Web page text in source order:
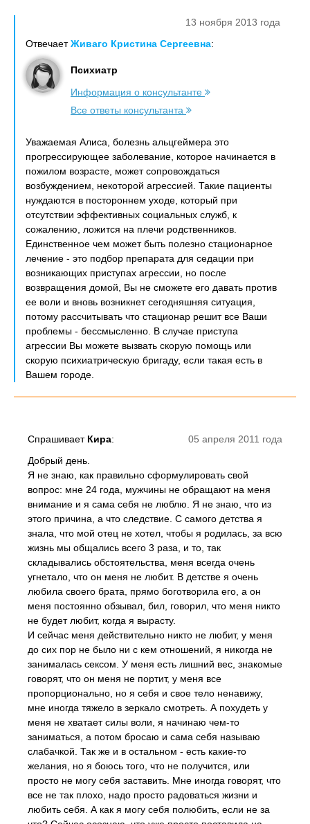
13 ноября 2013 года
ОтвечаетЖиваго Кристина Сергеевна:
Психиатр
Информация о консультанте
Все ответы консультанта
Уважаемая Алиса, болезнь альцгеймера это
прогрессирующее заболевание, которое начинается в
пожилом возрасте, может сопровождаться
возбуждением, некоторой агрессией. Такие пациенты
нуждаются в постороннем уходе, который при
отсутствии эффективных социальных служб, к
сожалению, ложится на плечи родственников.
Единственное чем может быть полезно стационарное
лечение - это подбор препарата для седации при
возникающих приступах агрессии, но после
возвращения домой, Вы не сможете его давать против
ее воли и вновь возникнет сегодняшняя ситуация,
потому рассчитывать что стационар решит все Ваши
проблемы - бессмысленно. В случае приступа
агрессии Вы можете вызвать скорую помощь или
скорую психиатрическую бригаду, если такая есть в
Вашем городе.
05 апреля 2011 года
Спрашивает Кира:
Добрый день.
Я не знаю, как правильно сформулировать свой
вопрос: мне 24 года, мужчины не обращают на меня
внимание и я сама себя не люблю. Я не знаю, что из
этого причина, а что следствие. С самого детства я
знала, что мой отец не хотел, чтобы я родилась, за всю
жизнь мы общались всего 3 раза, и то, так
складывались обстоятельства, меня всегда очень
угнетало, что он меня не любит. В детстве я очень
любила своего брата, прямо боготворила его, а он
меня постоянно обзывал, бил, говорил, что меня никто
не будет любит, когда я вырасту.
И сейчас меня действительно никто не любит, у меня
до сих пор не было ни с кем отношений, я никогда не
занималась сексом. У меня есть лишний вес, знакомые
говорят, что он меня не портит, у меня все
пропорционально, но я себя и свое тело ненавижу,
мне иногда тяжело в зеркало смотреть. А похудеть у
меня не хватает силы воли, я начинаю чем-то
заниматься, а потом бросаю и сама себя называю
слабачкой. Так же и в остальном - есть какие-то
желания, но я боюсь того, что не получится, или
просто не могу себя заставить. Мне иногда говорят, что
все не так плохо, надо просто радоваться жизни и
любить себя. А как я могу себя полюбить, если не за